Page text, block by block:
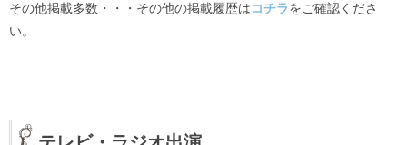
その他掲載多数・・・その他の掲載履歴はコチラをご確認くださ
い。